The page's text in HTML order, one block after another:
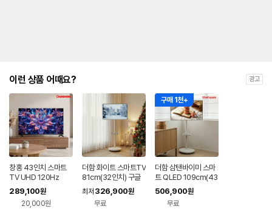
이런 상품 어때요? 광고
창홍 43인치 스마트
TV UHD 120Hz
289,100원
20,000원
더함 화이트 스마트TV
81cm(32인치) 구글
5.0 QLED 이동식TV
최저 326,900원
무료
구매 1천+
더함 삼탠바이미 스마
트 QLED 109cm(43
인치), 라이트, 이동식
스탠드
506,900원
무료